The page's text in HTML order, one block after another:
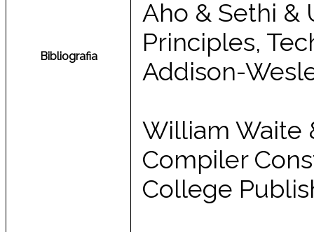
Bibliografia
Aho & Sethi &
Principles,
Addison-
William Waite
Compiler
College